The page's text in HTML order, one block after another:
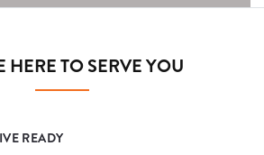
HERE TO SERVE YOU
READY